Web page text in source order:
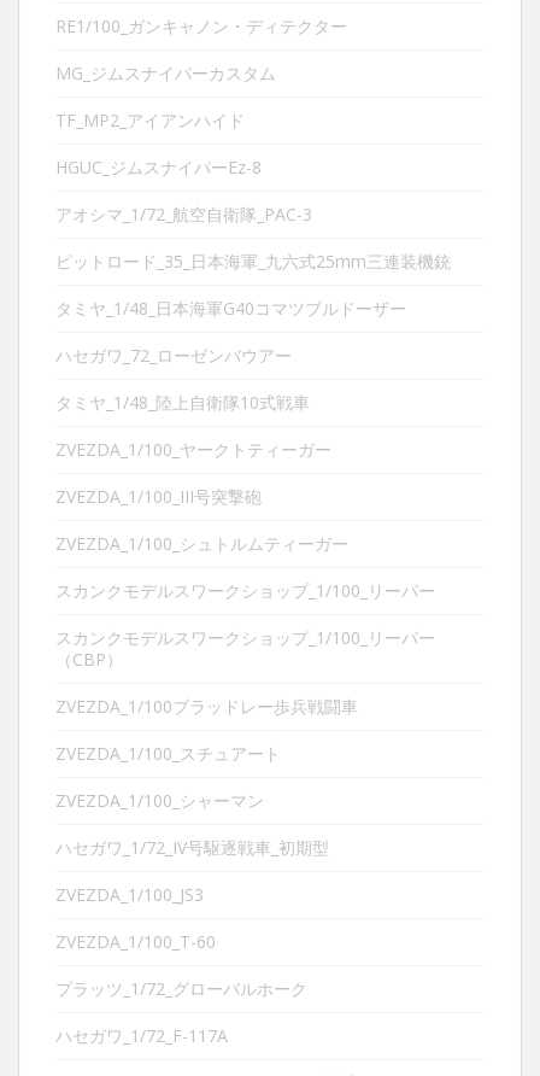
RE1/100_ガンキャノン・ディテクター
MG_ジムスナイパーカスタム
TF_MP2_アイアンハイド
HGUC_ジムスナイパーEz-8
アオシマ_1/72_航空自衛隊_PAC-3
ピットロード_35_日本海軍_九六式25mm三連装機銃
タミヤ_1/48_日本海軍G40コマツブルドーザー
ハセガワ_72_ローゼンバウアー
タミヤ_1/48_陸上自衛隊10式戦車
ZVEZDA_1/100_ヤークトティーガー
ZVEZDA_1/100_III号突撃砲
ZVEZDA_1/100_シュトルムティーガー
スカンクモデルスワークショップ_1/100_リーパー
スカンクモデルスワークショップ_1/100_リーパー
（CBP）
ZVEZDA_1/100ブラッドレー歩兵戦闘車
ZVEZDA_1/100_スチュアート
ZVEZDA_1/100_シャーマン
ハセガワ_1/72_IV号駆逐戦車_初期型
ZVEZDA_1/100_JS3
ZVEZDA_1/100_T-60
プラッツ_1/72_グローバルホーク
ハセガワ_1/72_F-117A